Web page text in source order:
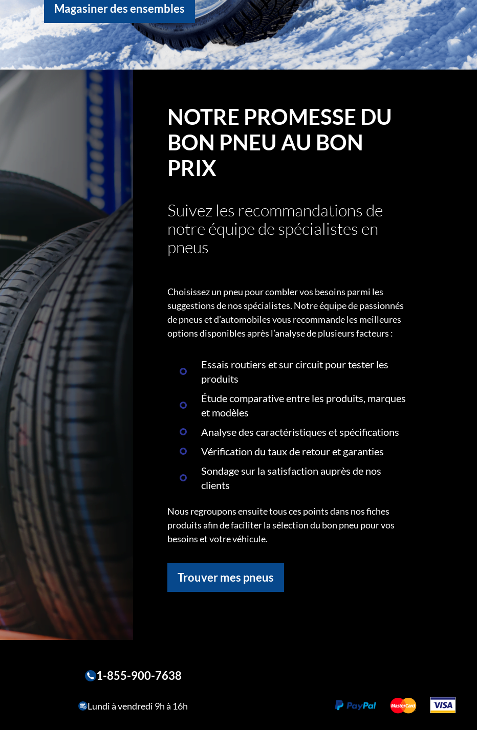
Magasiner des ensembles
NOTRE PROMESSE DU
BON PNEU AU BON
PRIX
Suivez les recommandations de
notre équipe de spécialistes en
pneus
Choisissez un pneu pour combler vos besoins parmi les
suggestions de nos spécialistes. Notre équipe de passionnés
de pneus et d’automobiles vous recommande les meilleures
options disponibles après l’analyse de plusieurs facteurs :
Essais routiers et sur circuit pour tester les
produits
Étude comparative entre les produits, marques
et modèles
Analyse des caractéristiques et spécifications
Vérification du taux de retour et garanties
Sondage sur la satisfaction auprès de nos
clients
Nous regroupons ensuite tous ces points dans nos fiches
produits afin de faciliter la sélection du bon pneu pour vos
besoins et votre véhicule.
Trouver mes pneus
1-855-900-7638
Lundi à vendredi 9h à 16h